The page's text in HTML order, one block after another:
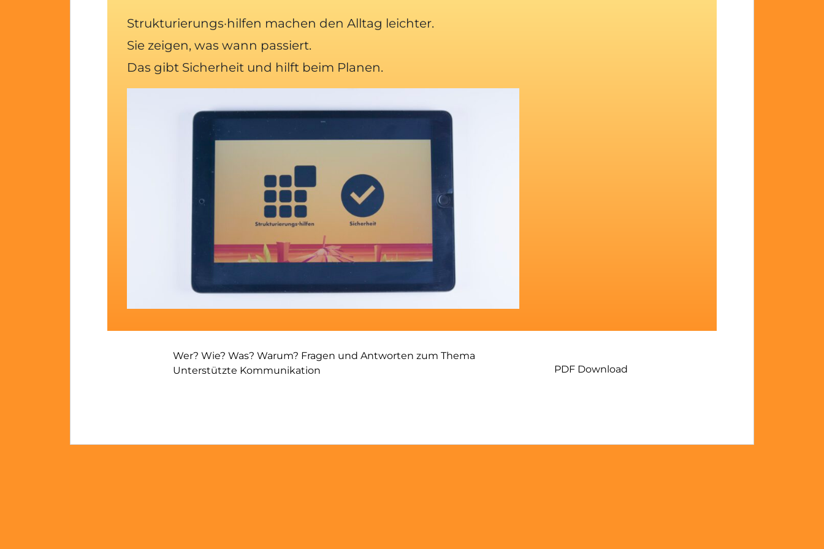
Strukturierungs·hilfen machen den Alltag leichter.
Sie zeigen, was wann passiert.
Das gibt Sicherheit und hilft beim Planen.
Wer? Wie? Was? Warum? Fragen und Antworten zum Thema
Unterstützte Kommunikation
PDF Download